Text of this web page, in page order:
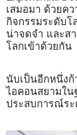
เสมอมา ด้วยค
กิจกรรมระดับ
น่าจดจำ และส
โลกเข้าด้วยกัน
นับเป็นอีกหนึ่ง
ไอคอนสยามใ
ประสบการณ์ร